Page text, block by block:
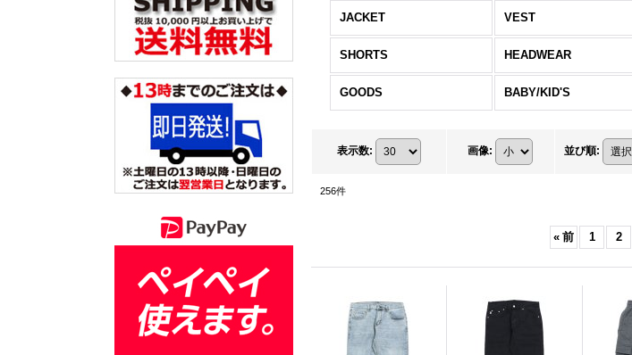
JACKET VEST
SHORTS HEADWEAR
GOODS BABY/KID'S
表示数: 画像: 並び順:
256件
« 前 1 2